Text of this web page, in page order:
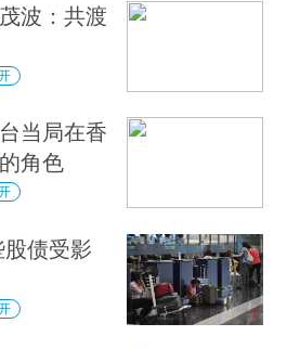
波：共渡
当局在香
角色
债受影